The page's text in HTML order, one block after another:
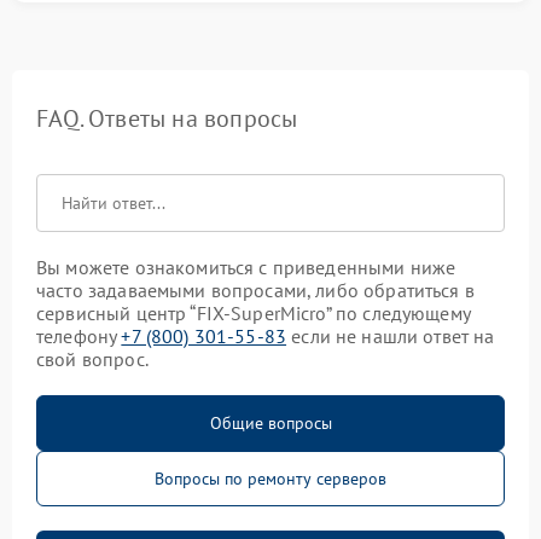
FAQ. Ответы на вопросы
Вы можете ознакомиться с приведенными ниже
часто задаваемыми вопросами, либо обратиться в
сервисный центр “FIX-SuperMicro” по следующему
телефону+7 (800) 301-55-83 если не нашли ответ на
свой вопрос.
Общие вопросы
Вопросы по ремонту серверов